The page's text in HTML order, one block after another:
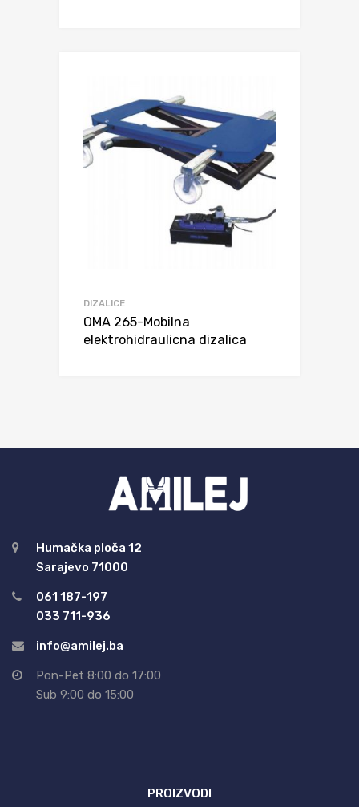
DIZALICE
OMA 265-Mobilna
elektrohidraulicna dizalica
Humačka ploča 12
Sarajevo 71000
061 187-197
033 711-936
info@amilej.ba
Pon-Pet 8:00 do 17:00
Sub 9:00 do 15:00
PROIZVODI